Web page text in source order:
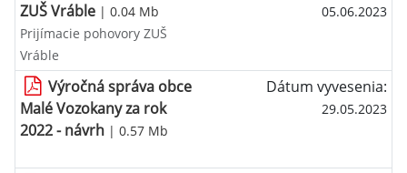
ZUŠ Vráble | 0.04 Mb
05.06.2023
Prijímacie pohovory ZUŠ
Vráble
Výročná správa obce
Malé Vozokany za rok
2022 - návrh | 0.57 Mb
Dátum vyvesenia:
29.05.2023